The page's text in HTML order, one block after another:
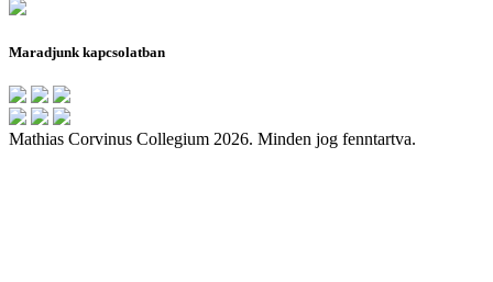
Maradjunk kapcsolatban
Mathias Corvinus Collegium 2026. Minden jog fenntartva.